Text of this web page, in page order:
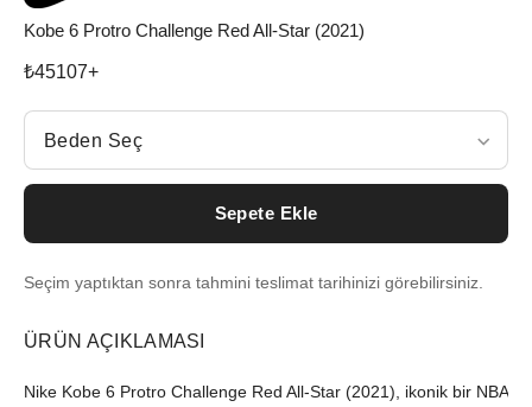
Kobe 6 Protro Challenge Red All-Star (2021)
₺45107+
Beden Seç
Beden Seç
Sepete Ekle
Seçim yaptıktan sonra tahmini teslimat tarihinizi görebilirsiniz.
ÜRÜN AÇIKLAMASI
Nike Kobe 6 Protro Challenge Red All-Star (2021), ikonik bir NBA